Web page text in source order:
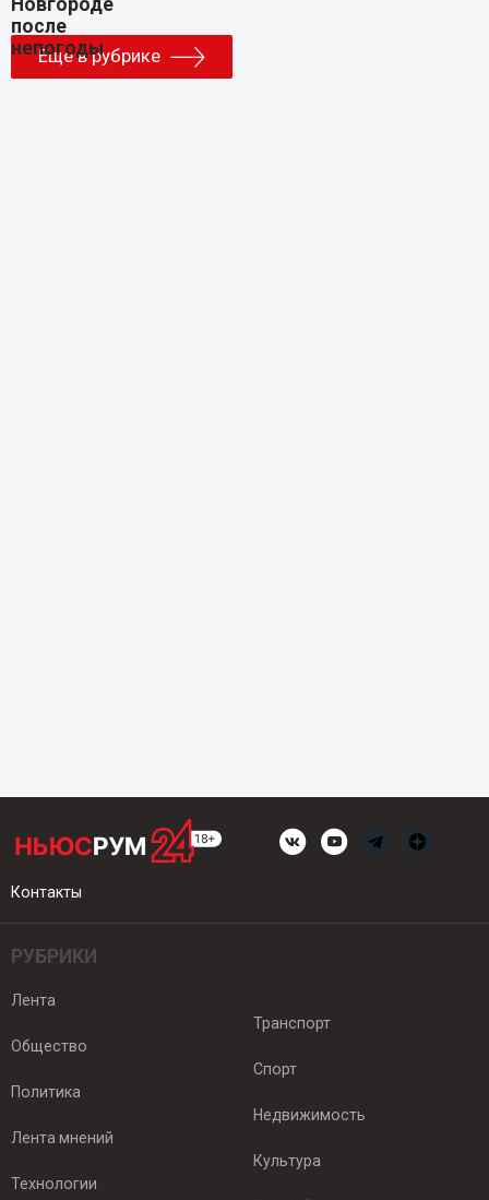
Еще в рубрике
Контакты
РУБРИКИ
Лента
Общество
Политика
Лента мнений
Технологии
Транспорт
Спорт
Недвижимость
Культура